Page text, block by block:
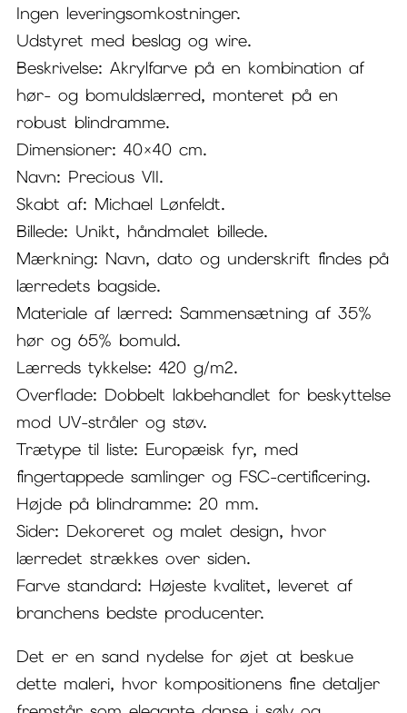
Ingen leveringsomkostninger.
Udstyret med beslag og wire.
Beskrivelse: Akrylfarve på en kombination af
hør- og bomuldslærred, monteret på en
robust blindramme.
Dimensioner: 40×40 cm.
Navn: Precious VII.
Skabt af: Michael Lønfeldt.
Billede: Unikt, håndmalet billede.
Mærkning: Navn, dato og underskrift findes på
lærredets bagside.
Materiale af lærred: Sammensætning af 35%
hør og 65% bomuld.
Lærreds tykkelse: 420 g/m2.
Overflade: Dobbelt lakbehandlet for beskyttelse
mod UV-stråler og støv.
Trætype til liste: Europæisk fyr, med
fingertappede samlinger og FSC-certificering.
Højde på blindramme: 20 mm.
Sider: Dekoreret og malet design, hvor
lærredet strækkes over siden.
Farve standard: Højeste kvalitet, leveret af
branchens bedste producenter.
Det er en sand nydelse for øjet at beskue
dette maleri, hvor kompositionens fine detaljer